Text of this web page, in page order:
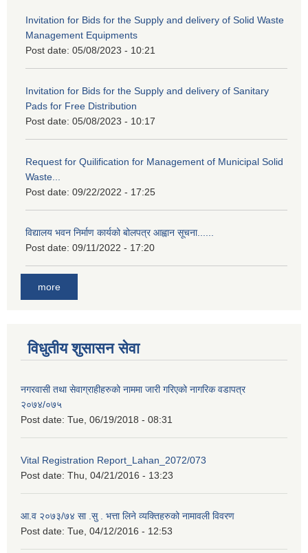
Invitation for Bids for the Supply and delivery of Solid Waste
Management Equipments
Post date: 05/08/2023 - 10:21
Invitation for Bids for the Supply and delivery of Sanitary
Pads for Free Distribution
Post date: 05/08/2023 - 10:17
Request for Quilification for Management of Municipal Solid
Waste...
Post date: 09/22/2022 - 17:25
विद्यालय भवन निर्माण कार्यको बोलपत्र आह्वान सूचना......
Post date: 09/11/2022 - 17:20
more
विधुतीय शुसासन सेवा
नगरवासी तथा सेवाग्राहीहरुको नाममा जारी गरिएको नागरिक वडापत्र
२०७४/०७५
Post date: Tue, 06/19/2018 - 08:31
Vital Registration Report_Lahan_2072/073
Post date: Thu, 04/21/2016 - 13:23
आ.व २०७३/७४ सा .सु . भत्ता लिने व्यक्तिहरुको नामावली विवरण
Post date: Tue, 04/12/2016 - 12:53